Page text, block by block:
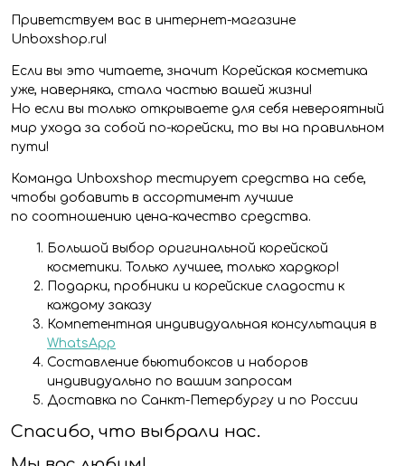
Приветствуем вас в интернет-магазине
Unboxshop.ru!
Если вы это читаете, значит Корейская косметика
уже, наверняка, стала частью вашей жизни!
Но если вы только открываете для себя невероятный
мир ухода за собой по-корейски, то вы на правильном
пути!
Команда Unboxshop тестирует средства на себе,
чтобы добавить в ассортимент лучшие
по соотношению цена-качество средства.
Большой выбор оригинальной корейской
косметики. Только лучшее, только хардкор!
Подарки, пробники и корейские сладости к
каждому заказу
Компетентная индивидуальная консультация в
WhatsApp
Составление бьютибоксов и наборов
индивидуально по вашим запросам
Доставка по Санкт-Петербургу и по России
Спасибо, что выбрали нас.